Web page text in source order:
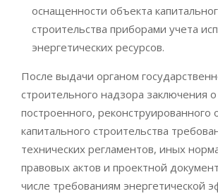
оснащенности объекта
строительства приборами учета
энергетических ресурсов.
После выдачи органом
строительного надзора заключения
построенного, реконструированного
капитального строительства
технических регламентов, иных
правовых актов и проектной
числе требованиям энергетической